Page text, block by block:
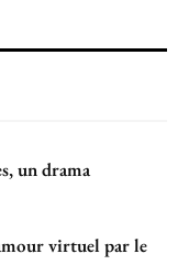
un drama
virtuel par le